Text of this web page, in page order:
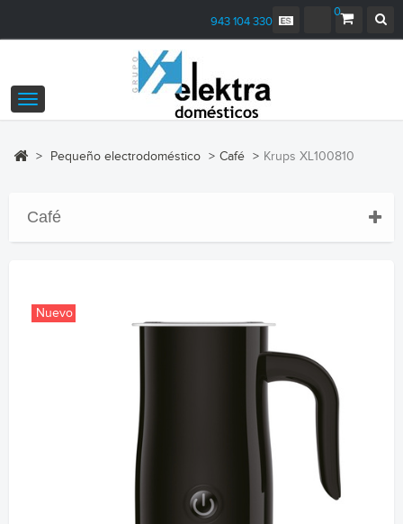
0
943 104 330
Navegación
Toggle
> Pequeño electrodoméstico > Café > Krups XL100810
Café
Nuevo